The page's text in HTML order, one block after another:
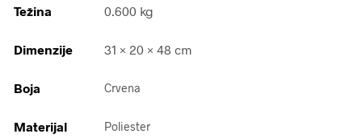
Težina 0.600 kg
Dimenzije 31 × 20 × 48 cm
Boja Crvena
Materijal Poliester